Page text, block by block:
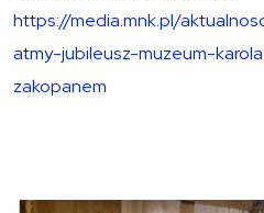
https://media.mnk.pl/
atmy-jubileusz-muzeum-
zakopanem